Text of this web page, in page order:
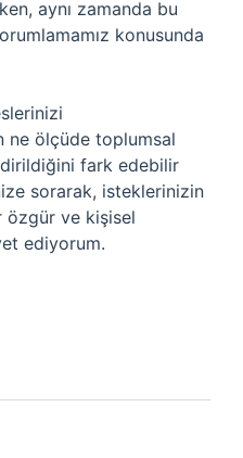
aynı zamanda bu
konusunda
ne ölçüde toplumsal
fark edebilir
sorarak, isteklerinizin
özgür ve kişisel
ediyorum.